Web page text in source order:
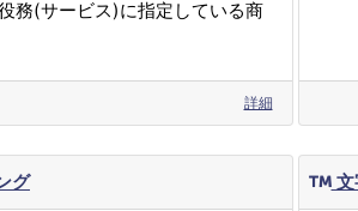
務(サービス)に指定している商
詳細
グ 文